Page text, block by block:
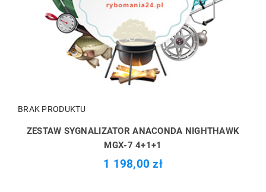
BRAK PRODUKTU
ZESTAW SYGNALIZATOR ANACONDA NIGHTHAWK
MGX-7 4+1+1
1 198,00 zł